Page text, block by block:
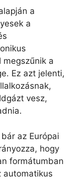
a
a
a
Ez azt jelenti,
vesz,
az Európai
hogy
formátumban
automatikus